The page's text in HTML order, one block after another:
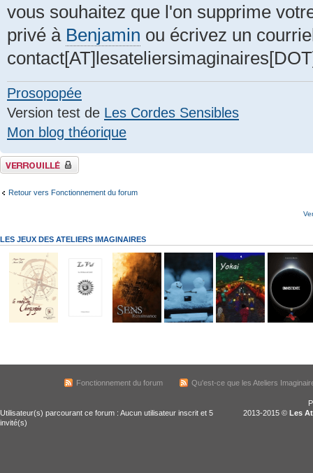
vous souhaitez que l'on supprime
privé à Benjamin ou écrivez un
Prosopopée
Version test de Les Cordes Sensibles
Mon blog théorique
Sujet verrouillé
Retour vers Fonctionnement du forum
LES JEUX DES ATELIERS IMAGINAIRES
Fonctionnement du forum Qu'est-ce que les Ateliers
Utilisateur(s) parcourant ce forum : Aucun utilisateur inscrit et 5
invité(s)
2013-2015 ©Les